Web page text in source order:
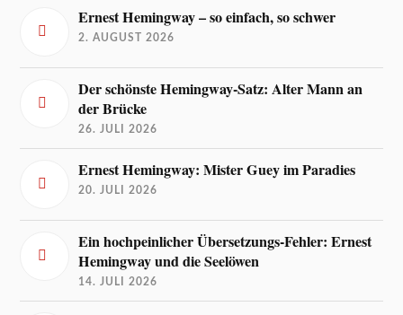
Ernest Hemingway – so einfach, so schwer
2. AUGUST 2026
Der schönste Hemingway-Satz: Alter Mann an
der Brücke
26. JULI 2026
Ernest Hemingway: Mister Guey im Paradies
20. JULI 2026
Ein hochpeinlicher Übersetzungs-Fehler: Ernest
Hemingway und die Seelöwen
14. JULI 2026